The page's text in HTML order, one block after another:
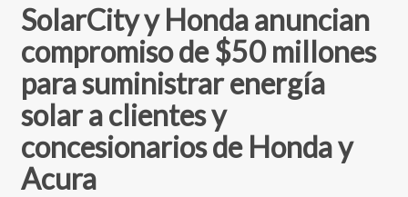
SolarCity y Honda anuncian
compromiso de $50 millones
para suministrar energía
solar a clientes y
concesionarios de Honda y
Acura